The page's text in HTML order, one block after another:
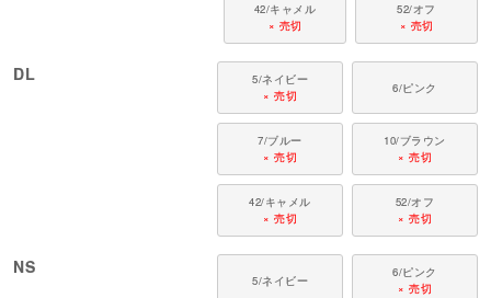
42/キャメル
× 売切
52/オフ
× 売切
DL
5/ネイビー
× 売切
6/ピンク
7/ブルー
× 売切
10/ブラウン
× 売切
42/キャメル
× 売切
52/オフ
× 売切
NS
5/ネイビー
6/ピンク
× 売切